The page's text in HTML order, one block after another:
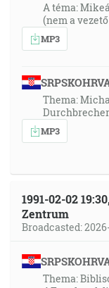
A téma:
(nem a
MP3
Thema:
MP3
1991-02-02
Zentrum
Broadcasted:
Thema: